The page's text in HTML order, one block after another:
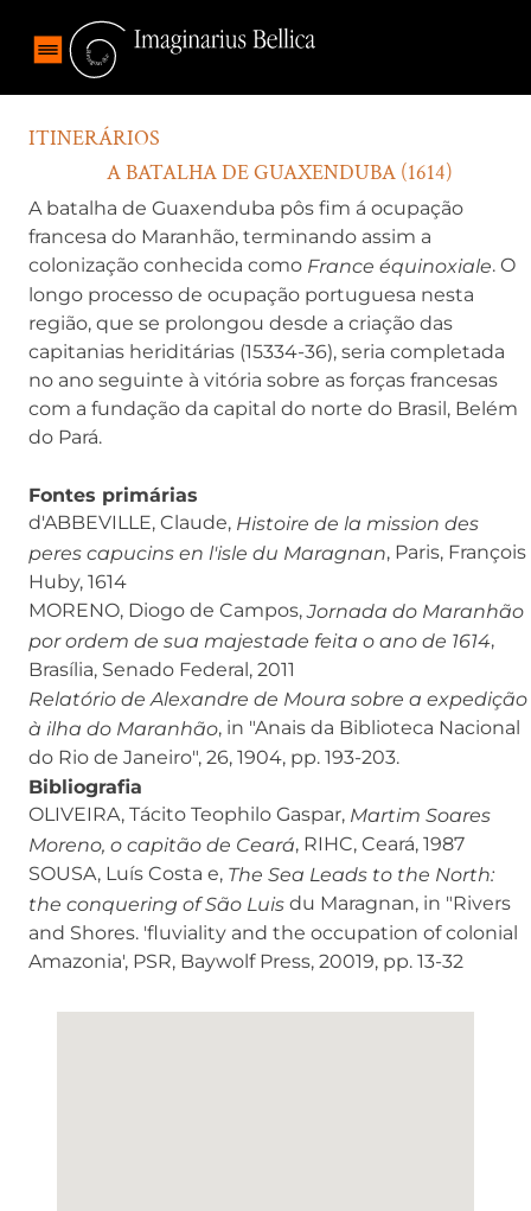
ITINERÁRIOS
A BATALHA DE GUAXENDUBA (1614)
A batalha de Guaxenduba pôs fim á ocupação
francesa do Maranhão, terminando assim a
colonização conhecida como France équinoxiale. O
longo processo de ocupação portuguesa nesta
região, que se prolongou desde a criação das
capitanias heriditárias (15334-36), seria completada
no ano seguinte à vitória sobre as forças francesas
com a fundação da capital do norte do Brasil, Belém
do Pará.
Fontes primárias
d'ABBEVILLE, Claude, Histoire de la mission des
peres capucins en l'isle du Maragnan, Paris, François
Huby, 1614
MORENO, Diogo de Campos,Jornada do Maranhão
por ordem de sua majestade feita o ano de 1614,
Brasília, Senado Federal, 2011
Relatório de Alexandre de Moura sobre a expedição
à ilha do Maranhão, in "Anais da Biblioteca Nacional
do Rio de Janeiro", 26, 1904, pp. 193-203.
Bibliografia
OLIVEIRA, Tácito Teophilo Gaspar, Martim Soares
Moreno, o capitão de Ceará, RIHC, Ceará, 1987
SOUSA, Luís Costa e, The Sea Leads to the North:
the conquering of São Luis du Maragnan, in "Rivers
and Shores. 'fluviality and the occupation of colonial
Amazonia', PSR, Baywolf Press, 20019, pp. 13-32